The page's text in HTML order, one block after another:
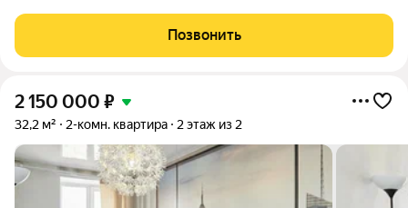
общей площадью 53,7 м расположена
Позвонить
2 150 000 ₽
32,2 м² 2-комн. квартира 2 этаж из 2